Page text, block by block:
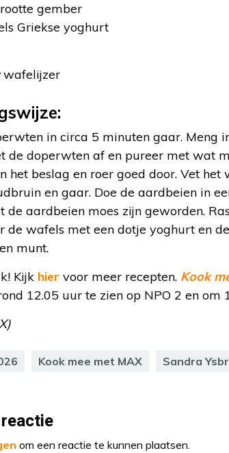
gember
Griekse yoghurt
wafelijzer
in circa 5 minuten gaar. Meng
de doperwten af en pureer met wat
het beslag en roer goed door. Vet
en gaar. Doe de aardbeien in
de aardbeien moes zijn geworden.
de wafels met een dotje yoghurt en
munt.
Kijk hier voor meer recepten. Kook
12.05 uur te zien op NPO 2 en om
Kook mee met MAX Sandra
om een reactie te kunnen plaatsen.